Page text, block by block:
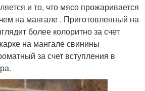
и то, что мясо прожаривается
на мангале . Приготовленный на
более колоритно за счет
на мангале свинины
за счет вступления в